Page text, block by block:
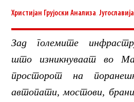
Христијан Грујоски Анализа ,Југославија
Зад големите
што изникнуваат во
просторот на
автопати, мостови,